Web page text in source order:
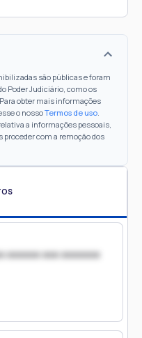
são públicas e foram
Poder Judiciário, como os
obter mais informações
o nossoTermos de uso.
a informações pessoais,
proceder com a remoção dos
xxxxxx xxx xxxxxxx